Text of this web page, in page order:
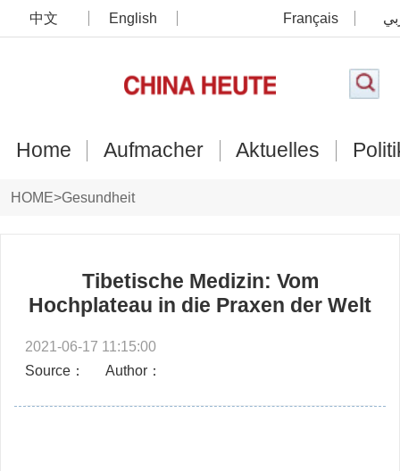
中文 English Français
Home Aufmacher Aktuelles
HOME>Gesundheit
Tibetische Medizin: Vom
Hochplateau in die Praxen der Welt
2021-06-17 11:15:00
Source：
Author：